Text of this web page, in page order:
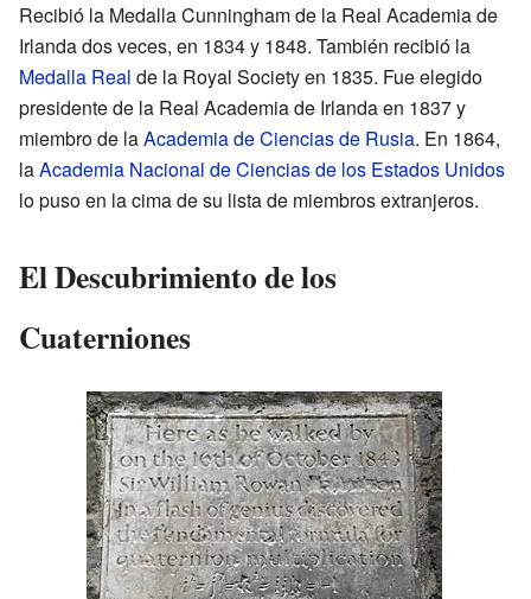
Recibió la Medalla Cunningham de la Real Academia de
Irlanda dos veces, en 1834 y 1848. También recibió la
Medalla Real de la Royal Society en 1835. Fue elegido
presidente de la Real Academia de Irlanda en 1837 y
miembro de laAcademia de Ciencias de Rusia. En 1864,
laAcademia Nacional de Ciencias de los Estados Unidos
lo puso en la cima de su lista de miembros extranjeros.
El Descubrimiento de los
Cuaterniones